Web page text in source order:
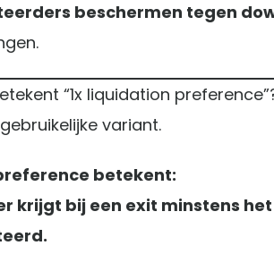
beschermen tegen
“1x liquidation
variant.
betekent:
krijgt bij een exit minstens